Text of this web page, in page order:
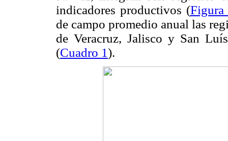
indicadores productivos (Figura
de campo promedio anual las
de Veracruz, Jalisco y San
(Cuadro 1).